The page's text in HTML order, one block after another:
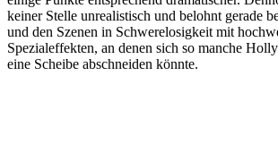
keiner Stelle unrealistisch und belohnt gerade
und den Szenen in Schwerelosigkeit mit
Spezialeffekten, an denen sich so manche
eine Scheibe abschneiden könnte.